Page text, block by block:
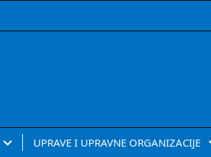
UPRAVE I UPRAVNE ORGANIZACIJE